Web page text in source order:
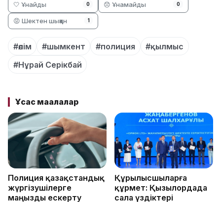
🤍 Ұнайды 0 😞 Ұнамайды 0
😡 Шектен шыққан 1
#өлім #шымкент #полиция
#қылмыс
#Нұрай Серікбай
Ұқсас мақалалар
Полиция қазақстандық
жүргізушілерге
маңызды ескерту
Құрылысшыларға
құрмет: Қызылордада
сала үздіктері